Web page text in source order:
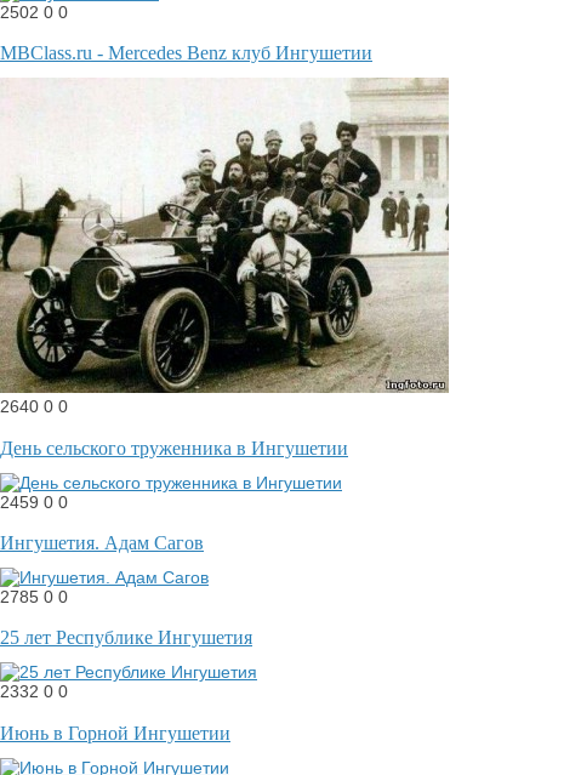
2502 0 0
MBClass.ru - Mercedes Benz клуб Ингушетии
2640 0 0
День сельского труженника в Ингушетии
2459 0 0
Ингушетия. Адам Сагов
2785 0 0
25 лет Республике Ингушетия
2332 0 0
Июнь в Горной Ингушетии